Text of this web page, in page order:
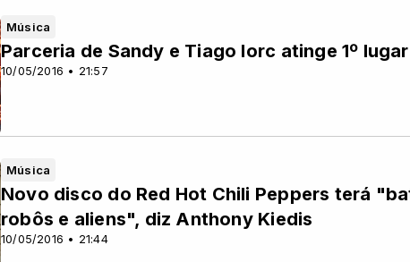
Música
10/05/2016 • 21:57
Parceria de Sandy e Tiago Iorc atinge 1º
Música
10/05/2016 • 21:44
Novo disco do Red Hot Chili Peppers terá
robôs e aliens", diz Anthony Kiedis